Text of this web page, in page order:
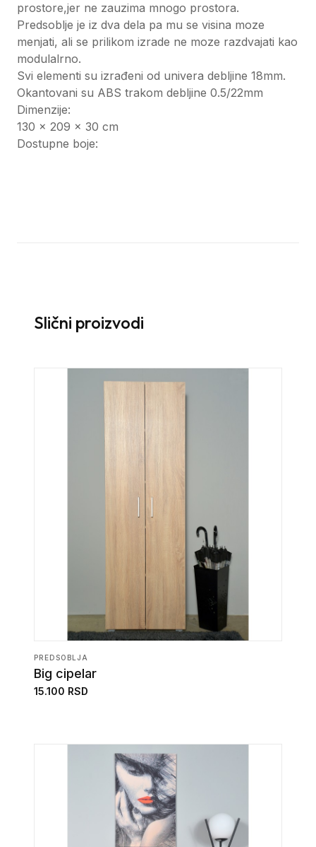
prostore,jer ne zauzima mnogo prostora.
Predsoblje je iz dva dela pa mu se visina moze
menjati, ali se prilikom izrade ne moze razdvajati kao
modulalrno.
Svi elementi su izrađeni od univera debljine 18mm.
Okantovani su ABS trakom debljine 0.5/22mm
Dimenzije:
130 x 209 x 30 cm
Dostupne boje:
Slični proizvodi
PREDSOBLJA
Big cipelar
15.100 RSD